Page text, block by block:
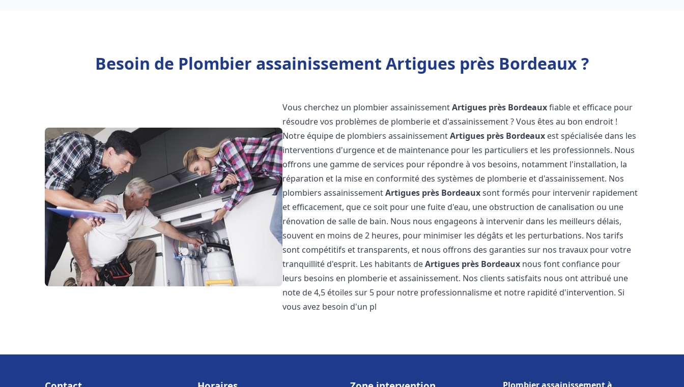
Besoin de Plombier assainissement Artigues près Bordeaux ?
Vous cherchez un plombier assainissementArtigues près Bordeauxfiable et efficace pour
résoudre vos problèmes de plomberie et d'assainissement ? Vous êtes au bon endroit !
Notre équipe de plombiers assainissementArtigues près Bordeaux est spécialisée dans les
interventions d'urgence et de maintenance pour les particuliers et les professionnels. Nous
offrons une gamme de services pour répondre à vos besoins, notamment l'installation, la
réparation et la mise en conformité des systèmes de plomberie et d'assainissement. Nos
plombiers assainissementArtigues près Bordeauxsont formés pour intervenir rapidement
et efficacement, que ce soit pour une fuite d'eau, une obstruction de canalisation ou une
rénovation de salle de bain. Nous nous engageons à intervenir dans les meilleurs délais,
souvent en moins de 2 heures, pour minimiser les dégâts et les perturbations. Nos tarifs
sont compétitifs et transparents, et nous offrons des garanties sur nos travaux pour votre
tranquillité d'esprit. Les habitants deArtigues près Bordeaux nous font confiance pour
leurs besoins en plomberie et assainissement. Nos clients satisfaits nous ont attribué une
note de 4,5 étoiles sur 5 pour notre professionnalisme et notre rapidité d'intervention. Si
vous avez besoin d'un pl